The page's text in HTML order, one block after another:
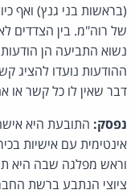
(בראשות בני גנץ) ואף
של רוה"מ. בין הצדדים
נשוא התביעה הן
ההודעות נועדו להציג
דבר שאין לו כל קשר או
נפסק: התובעת היא
אינטימית עם אישיות
וראש מפלגה שבה היא
ציוצי הנתבע ברשת